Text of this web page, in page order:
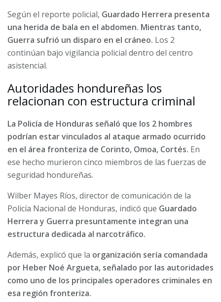
Según el reporte policial, Guardado Herrera presenta
una herida de bala en el abdomen. Mientras tanto,
Guerra sufrió un disparo en el cráneo. Los 2
continúan bajo vigilancia policial dentro del centro
asistencial.
Autoridades hondureñas los
relacionan con estructura criminal
La Policía de Honduras señaló que los 2 hombres
podrían estar vinculados al ataque armado ocurrido
en el área fronteriza de Corinto, Omoa, Cortés. En
ese hecho murieron cinco miembros de las fuerzas de
seguridad hondureñas.
Wilber Mayes Ríos, director de comunicación de la
Policía Nacional de Honduras, indicó que Guardado
Herrera y Guerra presuntamente integran una
estructura dedicada al narcotráfico.
Además, explicó que la organización sería comandada
por Heber Noé Argueta, señalado por las autoridades
como uno de los principales operadores criminales en
esa región fronteriza.